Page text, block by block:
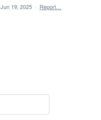
Jun 19, 2025 · Report…